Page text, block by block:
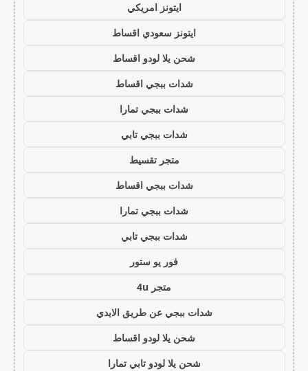
ايتونز امريكي
ايتونز سعودي اقساط
شحن يلا لودو اقساط
شدات ببجي اقساط
شدات ببجي تمارا
شدات ببجي تابي
متجر تقسيط
شدات ببجي اقساط
شدات ببجي تمارا
شدات ببجي تابي
فور يو ستور
متجر 4u
شدات ببجي عن طريق الايدي
شحن يلا لودو اقساط
شحن يلا لودو تابي تمارا